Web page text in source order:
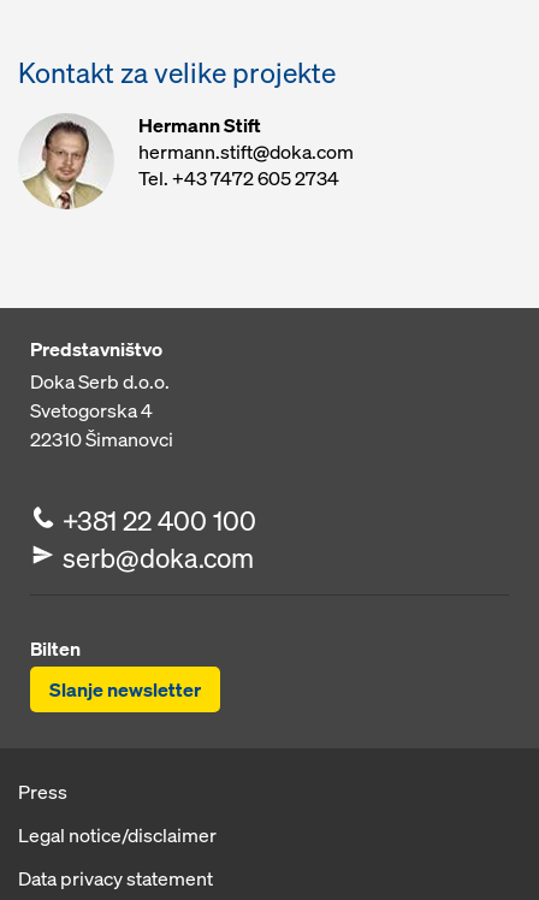
Kontakt za velike projekte
Hermann Stift
hermann.stift@doka.com
Tel. +43 7472 605 2734
Predstavništvo
Doka Serb d.o.o.
Svetogorska 4
22310Šimanovci
+381 22 400 100
serb@doka.com
Bilten
Slanje newsletter
Press
Legal notice/disclaimer
Data privacy statement